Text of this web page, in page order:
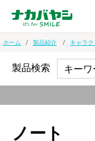
ホーム 製品紹介 キャラ
ノート
製品検索